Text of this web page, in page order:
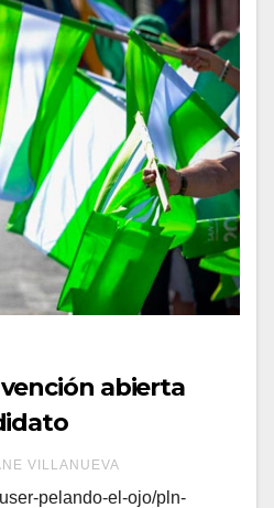
abierta
VILLANUEVA
pelando-el-ojo/pln-